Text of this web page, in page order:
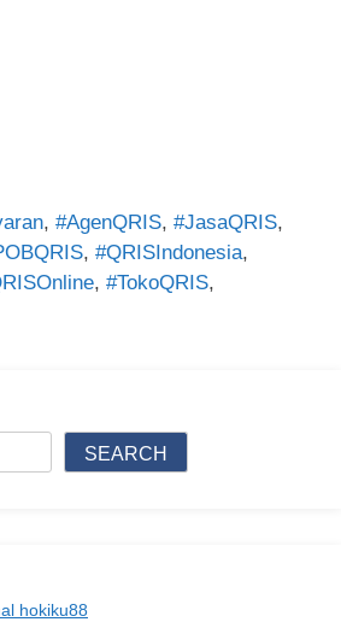
, #AgenQRIS, #JasaQRIS,
, #QRISIndonesia,
, #TokoQRIS,
SEARCH
hokiku88